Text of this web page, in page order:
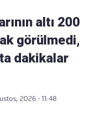
altı 200
görülmedi,
dakikalar
2026 - 11:48